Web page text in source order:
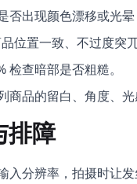
否出现颜色漂移或光晕
位置一致、不过度突
检查暗部是否粗糙。
商品的留白、角度、光
排障
入分辨率，拍摄时让